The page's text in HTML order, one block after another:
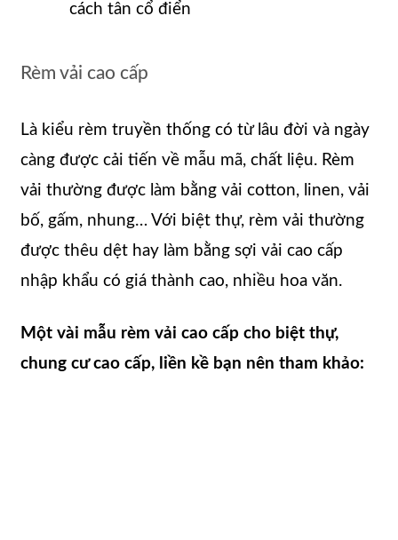
cách tân cổ điển
Rèm vải cao cấp
Là kiểu rèm truyền thống có từ lâu đời và ngày
càng được cải tiến về mẫu mã, chất liệu. Rèm
vải thường được làm bằng vải cotton, linen, vải
bố, gấm, nhung… Với biệt thự, rèm vải thường
được thêu dệt hay làm bằng sợi vải cao cấp
nhập khẩu có giá thành cao, nhiều hoa văn.
Một vài mẫu rèm vải cao cấp cho biệt thự,
chung cư cao cấp, liền kề bạn nên tham khảo: